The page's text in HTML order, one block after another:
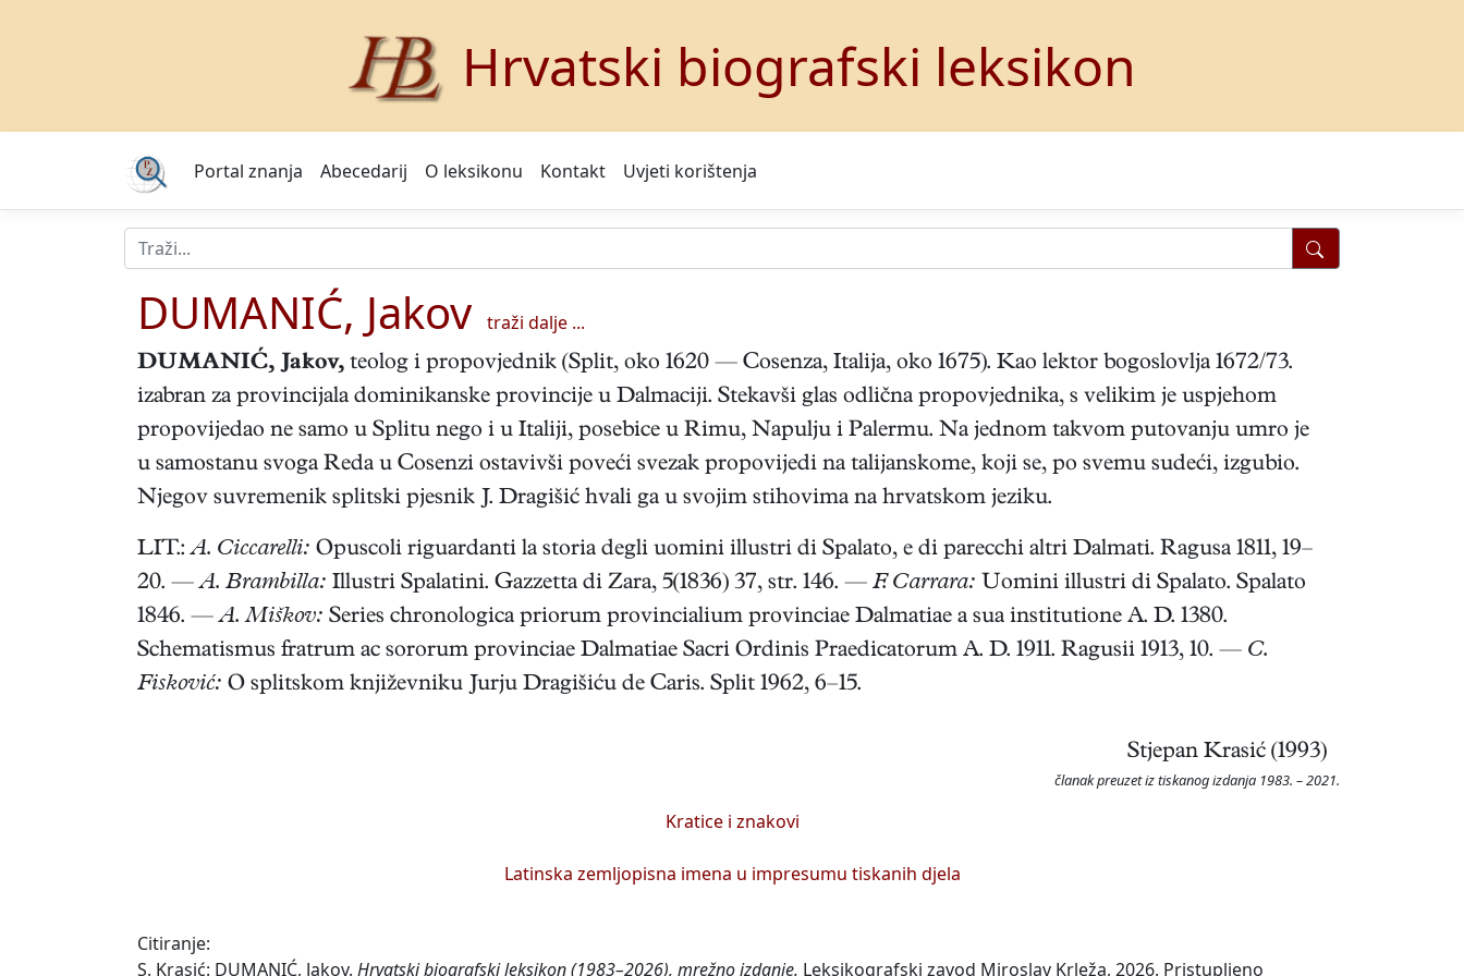
Hrvatski biografski leksikon
Portal znanja Abecedarij O leksikonu Kontakt Uvjeti korištenja
DUMANIĆ, Jakov traži dalje ...
DUMANIĆ, Jakov, teolog i propovjednik (Split, oko 1620 — Cosenza, Italija, oko 1675). Kao lektor bogoslovlja 1672/73.
izabran za provincijala dominikanske provincije u Dalmaciji. Stekavši glas odlična propovjednika, s velikim je uspjehom
propovijedao ne samo u Splitu nego i u Italiji, posebice u Rimu, Napulju i Palermu. Na jednom takvom putovanju umro je
u samostanu svoga Reda u Cosenzi ostavivši poveći svezak propovijedi na talijanskome, koji se, po svemu sudeći, izgubio.
Njegov suvremenik splitski pjesnik J. Dragišić hvali ga u svojim stihovima na hrvatskom jeziku.
LIT.:A. Ciccarelli: Opuscoli riguardanti la storia degli uomini illustri di Spalato, e di parecchi altri Dalmati. Ragusa 1811, 19–
20. —A. Brambilla: Illustri Spalatini. Gazzetta di Zara, 5(1836) 37, str. 146. — F. Carrara: Uomini illustri di Spalato. Spalato
1846. —A. Miškov: Series chronologica priorum provincialium provinciae Dalmatiae a sua institutione A. D. 1380.
Schematismus fratrum ac sororum provinciae Dalmatiae Sacri Ordinis Praedicatorum A. D. 1911. Ragusii 1913, 10. — C.
Fisković: O splitskom književniku Jurju Dragišiću de Caris. Split 1962, 6–15.
Stjepan Krasić (1993)
članak preuzet iz tiskanog izdanja 1983. – 2021.
Kratice i znakovi
Latinska zemljopisna imena u impresumu tiskanih djela
Citiranje:
S. Krasić: DUMANIĆ, Jakov. Hrvatski biografski leksikon (1983–2026), mrežno izdanje. Leksikografski zavod Miroslav Krleža, 2026. Pristupljeno